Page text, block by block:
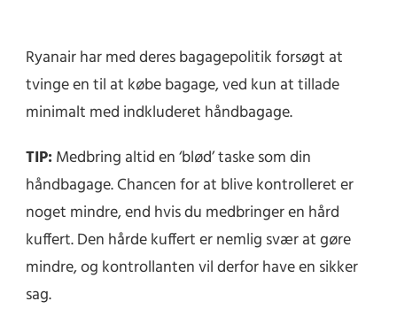
Ryanair har med deres bagagepolitik forsøgt at
tvinge en til at købe bagage, ved kun at tillade
minimalt med indkluderet håndbagage.
TIP: Medbring altid en ‘blød’ taske som din
håndbagage. Chancen for at blive kontrolleret er
noget mindre, end hvis du medbringer en hård
kuffert. Den hårde kuffert er nemlig svær at gøre
mindre, og kontrollanten vil derfor have en sikker
sag.